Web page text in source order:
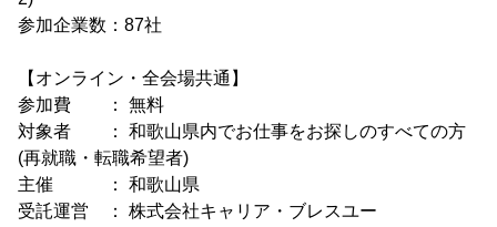
参加企業数：87社
【オンライン・全会場共通】
参加費 ： 無料
対象者 ： 和歌山県内でお仕事をお探しのすべての方
(再就職・転職希望者)
主催 ： 和歌山県
受託運営 ： 株式会社キャリア・ブレスユー